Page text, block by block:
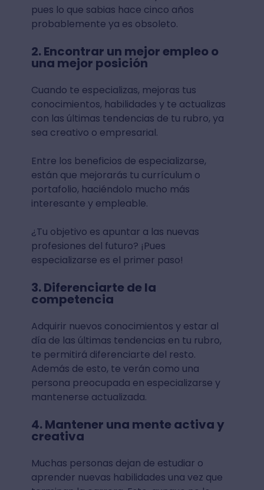
pues lo que sabias hace cinco años
probablemente ya es obsoleto.
2. Encontrar un mejor empleo o
una mejor posición
Cuando te especializas, mejoras tus
conocimientos, habilidades y te actualizas
con las últimas tendencias de tu rubro, ya
sea creativo o empresarial.
Entre los beneficios de especializarse,
están que mejorarás tu currículum o
portafolio, haciéndolo mucho más
interesante y empleable.
¿Tu objetivo es apuntar a las nuevas
profesiones del futuro? ¡Pues
especializarse es el primer paso!
3. Diferenciarte de la
competencia
Adquirir nuevos conocimientos y estar al
día de las últimas tendencias en tu rubro,
te permitirá diferenciarte del resto.
Además de esto, te verán como una
persona preocupada en especializarse y
mantenerse actualizada.
4. Mantener una mente activa y
creativa
Muchas personas dejan de estudiar o
aprender nuevas habilidades una vez que